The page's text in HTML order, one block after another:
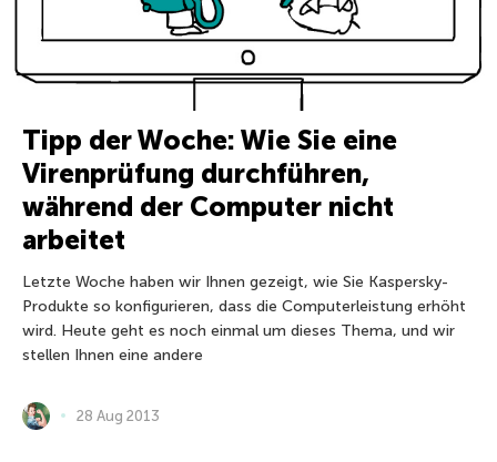
Tipp der Woche: Wie Sie eine
Virenprüfung durchführen,
während der Computer nicht
arbeitet
Letzte Woche haben wir Ihnen gezeigt, wie Sie Kaspersky-
Produkte so konfigurieren, dass die Computerleistung erhöht
wird. Heute geht es noch einmal um dieses Thema, und wir
stellen Ihnen eine andere
28 Aug 2013